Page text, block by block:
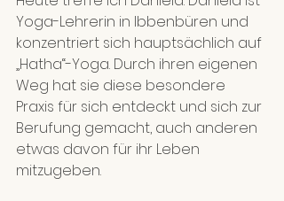
Yoga-Lehrerin in Ibbenbüren und
konzentriert sich hauptsächlich auf
„Hatha“-Yoga. Durch ihren eigenen
Weg hat sie diese besondere
Praxis für sich entdeckt und sich zur
Berufung gemacht, auch anderen
etwas davon für ihr Leben
mitzugeben.